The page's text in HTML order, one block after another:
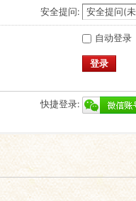
安全提问:
自动登录
登录
快捷登录: